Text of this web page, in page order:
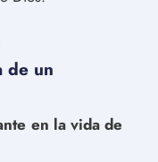
de un
en la vida de